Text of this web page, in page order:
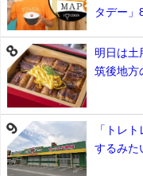
タデー」
明日は土
筑後地方
「トレ
するみた